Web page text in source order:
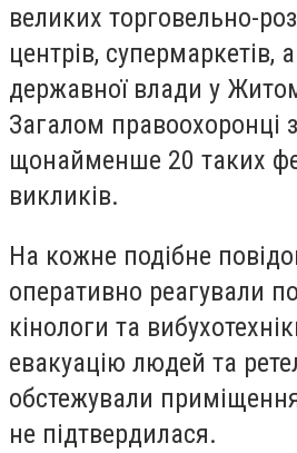
великих торговельно-
центрів, супермаркетів,
державної влади у
Загалом правоохоронці
щонайменше 20 таких
викликів.
На кожне подібне
оперативно реагували
кінологи та
евакуацію людей та
обстежували
не підтвердилася.